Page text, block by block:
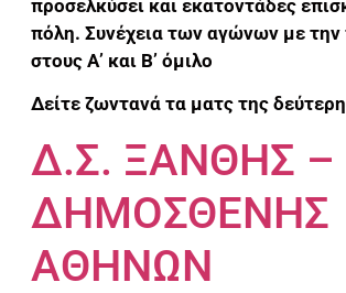
προσελκύσει και εκατοντάδες
πόλη. Συνέχεια των αγώνων με την
στους Α’ και Β’ όμιλο
Δείτε ζωντανά τα ματς της
Δ.Σ. ΞΑΝΘΗΣ –
ΔΗΜΟΣΘΕΝΗΣ
ΑΘΗΝΩΝ